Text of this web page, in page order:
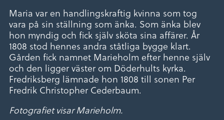
Maria var en handlingskraftig kvinna som tog
vara på sin ställning som änka. Som änka blev
hon myndig och fick själv sköta sina affärer. År
1808 stod hennes andra ståtliga bygge klart.
Gården fick namnet Marieholm efter henne själv
och den ligger väster om Döderhults kyrka.
Fredriksberg lämnade hon 1808 till sonen Per
Fredrik Christopher Cederbaum.
Fotografiet visar Marieholm.